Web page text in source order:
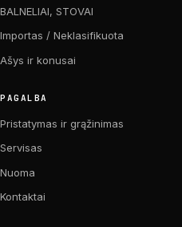
BALNELIAI, STOVAI
Importas / Neklasifikuota
Ašys ir konusai
PAGALBA
Pristatymas ir grąžinimas
Servisas
Nuoma
Kontaktai